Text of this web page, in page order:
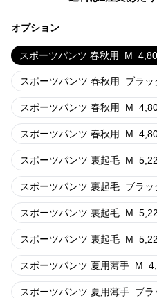
オプション
スポーツパンツ 春秋用 M
スポーツパンツ 春秋用 ブラッ
スポーツパンツ 春秋用 M
スポーツパンツ 春秋用 M
スポーツパンツ 裏起毛 M
スポーツパンツ 裏起毛 ブラッ
スポーツパンツ 裏起毛 M
スポーツパンツ 裏起毛 M
スポーツパンツ 夏用薄手 M
スポーツパンツ 夏用薄手 ブラ